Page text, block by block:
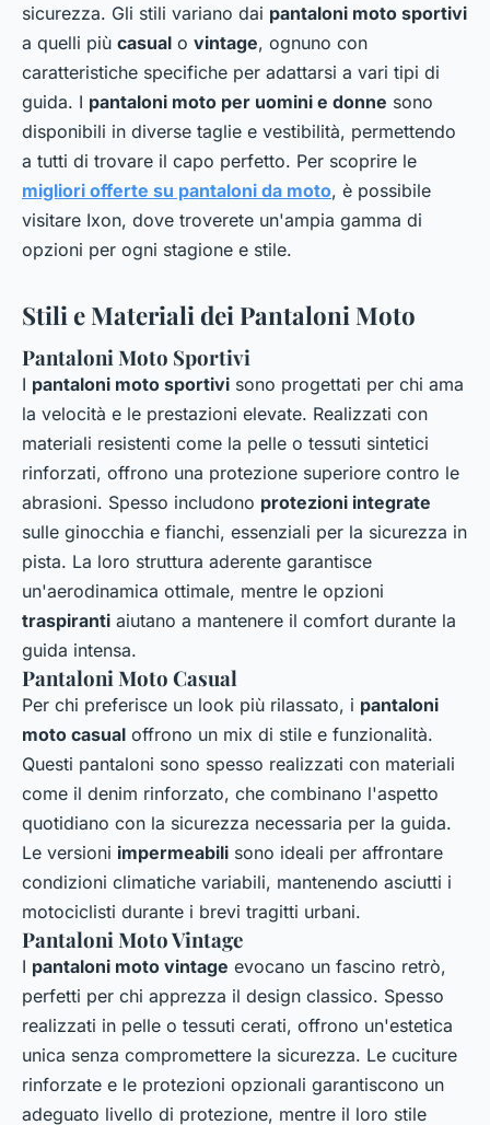
sicurezza. Gli stili variano dai pantaloni moto sportivi
a quelli più casual o vintage, ognuno con
caratteristiche specifiche per adattarsi a vari tipi di
guida. I pantaloni moto per uomini e donne sono
disponibili in diverse taglie e vestibilità, permettendo
a tutti di trovare il capo perfetto. Per scoprire le
migliori offerte su pantaloni da moto, è possibile
visitare Ixon, dove troverete un'ampia gamma di
opzioni per ogni stagione e stile.
Stili e Materiali dei Pantaloni Moto
Pantaloni Moto Sportivi
I pantaloni moto sportivi sono progettati per chi ama
la velocità e le prestazioni elevate. Realizzati con
materiali resistenti come la pelle o tessuti sintetici
rinforzati, offrono una protezione superiore contro le
abrasioni. Spesso includono protezioni integrate
sulle ginocchia e fianchi, essenziali per la sicurezza in
pista. La loro struttura aderente garantisce
un'aerodinamica ottimale, mentre le opzioni
traspiranti aiutano a mantenere il comfort durante la
guida intensa.
Pantaloni Moto Casual
Per chi preferisce un look più rilassato, i pantaloni
moto casual offrono un mix di stile e funzionalità.
Questi pantaloni sono spesso realizzati con materiali
come il denim rinforzato, che combinano l'aspetto
quotidiano con la sicurezza necessaria per la guida.
Le versioni impermeabili sono ideali per affrontare
condizioni climatiche variabili, mantenendo asciutti i
motociclisti durante i brevi tragitti urbani.
Pantaloni Moto Vintage
I pantaloni moto vintage evocano un fascino retrò,
perfetti per chi apprezza il design classico. Spesso
realizzati in pelle o tessuti cerati, offrono un'estetica
unica senza compromettere la sicurezza. Le cuciture
rinforzate e le protezioni opzionali garantiscono un
adeguato livello di protezione, mentre il loro stile